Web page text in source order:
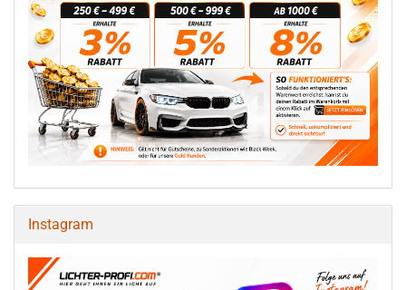
Instagram